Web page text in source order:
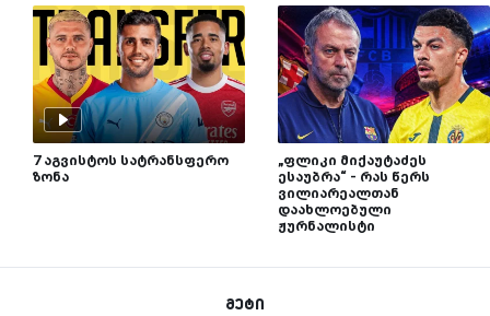
7 აგვისტოს სატრანსფერო
ზონა
„ფლიკი მიქაუტაძეს
ესაუბრა“ - რას წერს
ვილიარეალთან
დაახლოებული
ჟურნალისტი
მეტი